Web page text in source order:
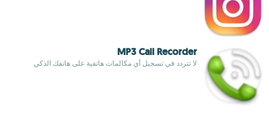
MP3 Call Recorder
لا تتردد في تسجيل أي مكالمات هاتفية على هاتفك الذكي